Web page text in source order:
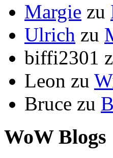
Margie zu
Ulrich zu
biffi2301
Leon zu
Bruce zu
WoW Blogs